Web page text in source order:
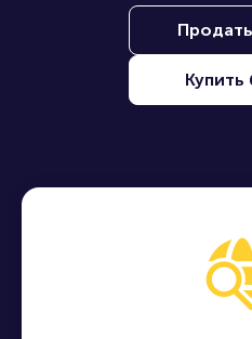
Купить